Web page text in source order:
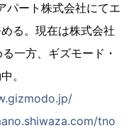
パート株式会社にてエ
る。現在は株式会社
一方、ギズモード・
。
tno